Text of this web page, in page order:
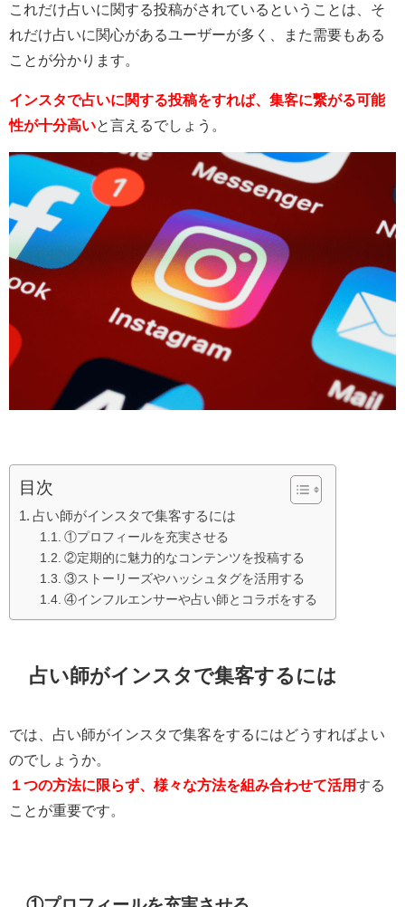
これだけ占いに関する投稿がされているということは、そ
れだけ占いに関心があるユーザーが多く、また需要もある
ことが分かります。
インスタで占いに関する投稿をすれば、集客に繋がる可能
性が十分高いと言えるでしょう。
目次
占い師がインスタで集客するには
①プロフィールを充実させる
②定期的に魅力的なコンテンツを投稿する
③ストーリーズやハッシュタグを活用する
④インフルエンサーや占い師とコラボをする
占い師がインスタで集客するには
では、占い師がインスタで集客をするにはどうすればよい
のでしょうか。
１つの方法に限らず、様々な方法を組み合わせて活用する
ことが重要です。